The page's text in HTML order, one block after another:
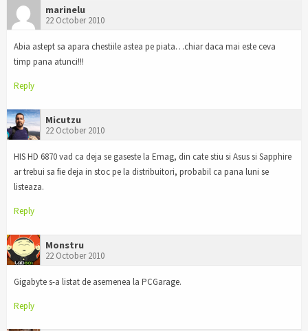
marinelu
22 October 2010
Abia astept sa apara chestiile astea pe piata…chiar daca mai este ceva
timp pana atunci!!!
Reply
Micutzu
22 October 2010
HIS HD 6870 vad ca deja se gaseste la Emag, din cate stiu si Asus si Sapphire
ar trebui sa fie deja in stoc pe la distribuitori, probabil ca pana luni se
listeaza.
Reply
Monstru
22 October 2010
Gigabyte s-a listat de asemenea la PCGarage.
Reply